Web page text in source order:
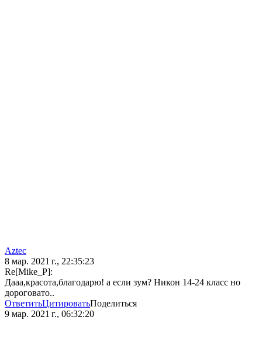
Aztec
8 мар. 2021 г., 22:35:23
Re[Mike_P]:
Дааа,красота,благодарю! а если зум? Никон 14-24 класс но
дороговато..
ОтветитьЦитироватьПоделиться
9 мар. 2021 г., 06:32:20